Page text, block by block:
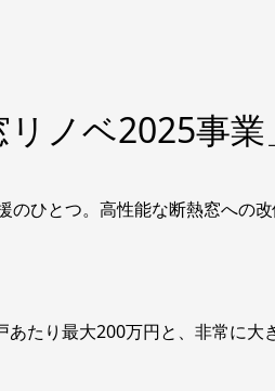
ノベ2025事業
のひとつ。高性能な断熱窓への
たり最大200万円と、非常に大